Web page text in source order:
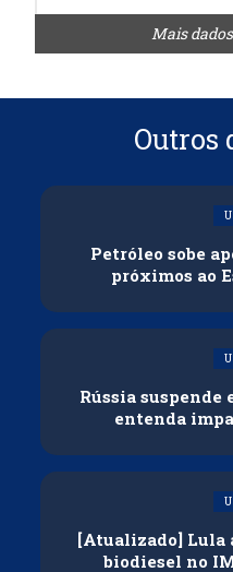
Mais
Outros
Petróleo sobe
próximos ao
Rússia suspende
entenda
[Atualizado] Lula
biodiesel no